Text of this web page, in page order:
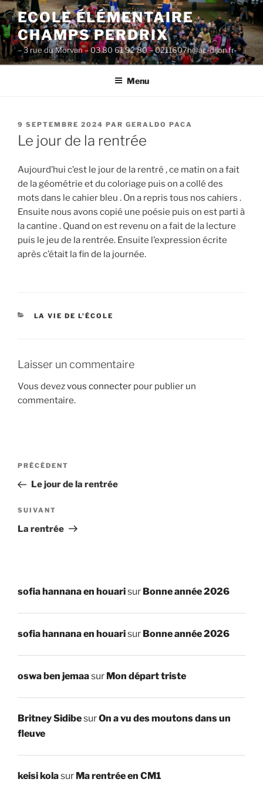
Aller
au
contenu
principal
ECOLE ÉLÉMENTAIRE
CHAMPS PERDRIX
– 3 rue du Morvan – 03 80 61 92 80 – 0211607h@ac-dijon.fr-
Menu
PUBLIÉ
LE
9 SEPTEMBRE 2024 PAR GERALDO PACA
Le jour de la rentrée
Aujourd’hui c’est le jour de la rentré , ce matin on a fait
de la géométrie et du coloriage puis on a collé des
mots dans le cahier bleu . On a repris tous nos cahiers .
Ensuite nous avons copié une poésie puis on est parti à
la cantine . Quand on est revenu on a fait de la lecture
puis le jeu de la rentrée. Ensuite l’expression écrite
après c’était la fin de la journée.
CATÉGORIES
LA VIE DE L'ÉCOLE
Laisser un commentaire
Vous devezvous connecter pour publier un
commentaire.
Navigation
l’article
Article
précédent
PRÉCÉDENT
Le jour de la rentrée
Article
suivant
SUIVANT
La rentrée
sofia hannana en houarisur Bonne année 2026
sofia hannana en houarisur Bonne année 2026
oswa ben jemaasur Mon départ triste
Britney SidibesurOn a vu des moutons dans un
fleuve
keisi kolasur Ma rentrée en CM1